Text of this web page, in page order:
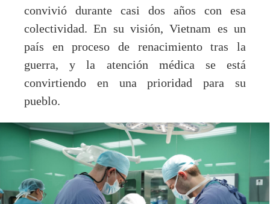
convivió durante casi dos años con esa
colectividad. En su visión, Vietnam es un
país en proceso de renacimiento tras la
guerra, y la atención médica se está
convirtiendo en una prioridad para su
pueblo.